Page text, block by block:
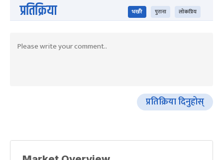
प्रतिक्रिया भर्खरै पुराना लोकप्रिय
प्रतिक्रिया दिनुहोस्